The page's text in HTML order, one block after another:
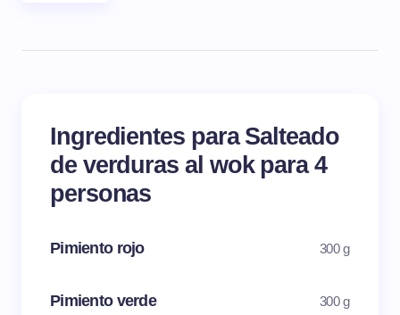
Ingredientes para Salteado
de verduras al wok para 4
personas
Pimiento rojo 300 g
Pimiento verde 300 g